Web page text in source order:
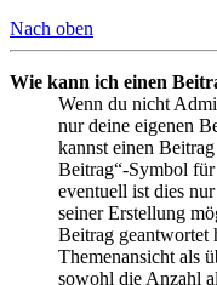
Nach oben
Wie kann ich einen
Wenn du nicht
nur deine eigenen
kannst einen
Beitrag“-Symbol
eventuell ist dies
seiner Erstellung
Beitrag geantwortet
Themenansicht als
sowohl die Anzahl